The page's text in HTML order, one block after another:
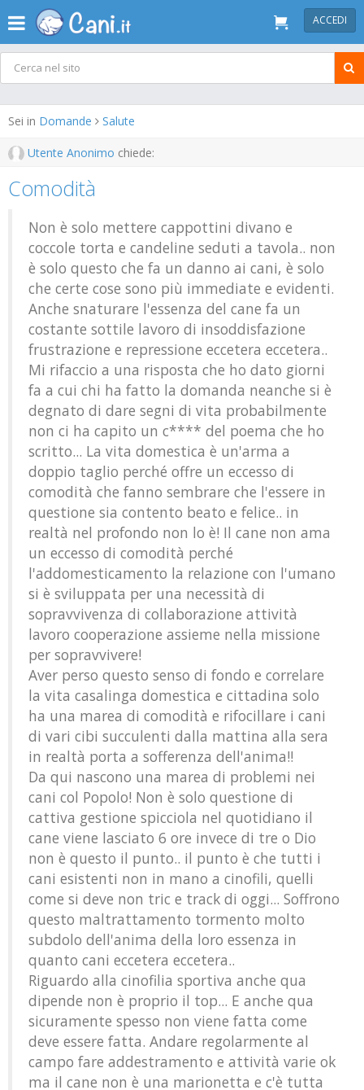
ACCEDI
Sei in Domande Salute
Utente Anonimo chiede:
Comodità
Non è solo mettere cappottini divano e
coccole torta e candeline seduti a tavola.. non
è solo questo che fa un danno ai cani, è solo
che certe cose sono più immediate e evidenti.
Anche snaturare l'essenza del cane fa un
costante sottile lavoro di insoddisfazione
frustrazione e repressione eccetera eccetera..
Mi rifaccio a una risposta che ho dato giorni
fa a cui chi ha fatto la domanda neanche si è
degnato di dare segni di vita probabilmente
non ci ha capito un c**** del poema che ho
scritto... La vita domestica è un'arma a
doppio taglio perché offre un eccesso di
comodità che fanno sembrare che l'essere in
questione sia contento beato e felice.. in
realtà nel profondo non lo è! Il cane non ama
un eccesso di comodità perché
l'addomesticamento la relazione con l'umano
si è sviluppata per una necessità di
sopravvivenza di collaborazione attività
lavoro cooperazione assieme nella missione
per sopravvivere!
Aver perso questo senso di fondo e correlare
la vita casalinga domestica e cittadina solo
ha una marea di comodità e rifocillare i cani
di vari cibi succulenti dalla mattina alla sera
in realtà porta a sofferenza dell'anima!!
Da qui nascono una marea di problemi nei
cani col Popolo! Non è solo questione di
cattiva gestione spicciola nel quotidiano il
cane viene lasciato 6 ore invece di tre o Dio
non è questo il punto.. il punto è che tutti i
cani esistenti non in mano a cinofili, quelli
come si deve non tric e track di oggi... Soffrono
questo maltrattamento tormento molto
subdolo dell'anima della loro essenza in
quanto cani eccetera eccetera..
Riguardo alla cinofilia sportiva anche qua
dipende non è proprio il top... E anche qua
sicuramente spesso non viene fatta come
deve essere fatta. Andare regolarmente al
campo fare addestramento e attività varie ok
ma il cane non è una marionetta e c'è tutta